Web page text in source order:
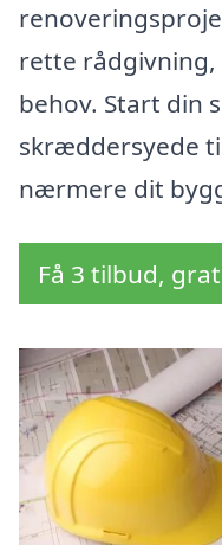
rette rådgivning,
behov. Start din
skræddersyede
nærmere dit
Få 3 tilbud,